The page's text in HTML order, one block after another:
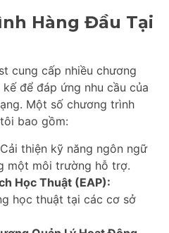
Hàng Đầu Tại
cung cấp nhiều chương
để đáp ứng nhu cầu của
Một số chương trình
bao gồm:
Cải thiện kỹ năng ngôn ngữ
một môi trường hỗ trợ.
Học Thuật (EAP):
học thuật tại các cơ sở